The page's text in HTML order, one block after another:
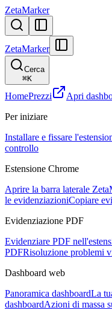
ZetaMarker
ZetaMarker
Cerca
⌘K
HomePrezzi Apri
Per iniziare
Installare e fissare
controllo
Estensione Chrome
Aprire la barra laterale
le evidenziazioniCopiare
Evidenziazione PDF
Evidenziare PDF
PDFRisoluzione problemi
Dashboard web
Panoramica dashboardLa
dashboardAzioni di massa